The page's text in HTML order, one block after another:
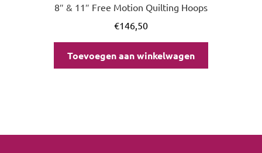
8″ & 11″ Free Motion Quilting Hoops
€146,50
Toevoegen aan winkelwagen